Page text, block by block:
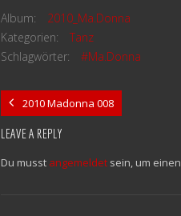
Album:
2010_Ma.Donna
Kategorien:
Tanz
Schlagwörter:
#Ma.Donna
2010 Madonna 008
LEAVE A REPLY
Du musst angemeldet sein, um